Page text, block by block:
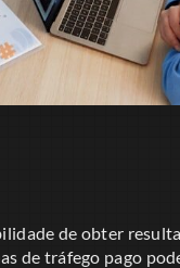
de obter
de tráfego pago